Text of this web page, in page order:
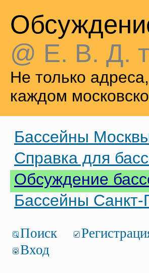
@ Е. В. Д.
Не только
каждом
Бассейны
Справка для
Обсуждение
Бассейны Санкт-
Поиск
Вход